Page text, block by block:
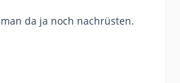
da ja noch nachrüsten.